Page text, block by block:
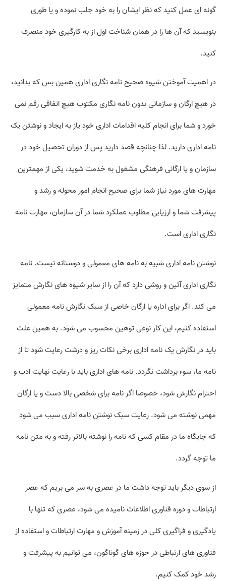
گونه ای عمل کنید که نظر ایشان را به خود جلب نموده و یا طوری
بنویسید که آن ها را در همان شناخت اول از به کارگیری خود منصرف
کنید.
در اهمیت آموختن شیوه صحیح نامه نگاری اداری همین بس که بدانید،
در هیچ ارگان و سازمانی بدون نامه نگاری مکتوب هیچ اتفاقی رقم نمی
خورد و شما برای انجام کلیه اقدامات اداری خود یاز به ایجاد و نوشتن یک
نامه اداری دارید. لذا چنانچه قصد دارید پس از دوران تحصیل خود در
سازمان و یا ارگانی فرهنگی مشغول به خدمت شوید، یکی از مهمترین
مهارت های مورد نیاز شما برای صحیح انجام امور محوله و رشد و
پیشرفت شما و ارزیابی مطلوب عملکرد شما در آن سازمان، مهارت نامه
نگاری اداری است.
نوشتن نامه اداری شبیه به نامه های معمولی و دوستانه نیست. نامه
نگاری اداری آئین و روشی دارد که آن را از سایر شیوه های نگارش متمایز
می کند. اگر برای اداره یا ارگان خاصی از سبک نگارش نامه معمولی
استفاده کنیم، این کار نوعی توهین محسوب می شود. به همین علت
باید در نگارش یک نامه اداری برخی نکات ریز و درشت رعایت شود تا از
نامه ما، سوء برداشت نگردد. نامه های اداری باید با رعایت نهایت ادب و
احترام نگارش شود، خصوصا اگر نامه برای شخصی بالا دست و یا ارگان
مهمی نوشته می شود. رعایت سبک نوشتن نامه اداری سبب می شود
که جایگاه ما در مقام کسی که نامه را نوشته بالاتر رفته و به متن نامه
ما توجه گردد.
از سوی دیگر باید توجه داشت ما در عصری به سر می بریم که عصر
ارتباطات و دوره فناوری اطلاعات نامیده می شود، عصری که تنها با
یادگیری و فراگیری کلی در زمینه آموزش و مهارت ارتباطات و استفاده از
فناوری های ارتباطی در حوزه های گوناگون، می توانیم به پیشرفت و
رشد خود کمک کنیم.